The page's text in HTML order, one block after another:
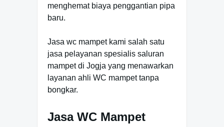
menghemat biaya penggantian pipa
baru.
Jasa wc mampet kami salah satu
jasa pelayanan spesialis saluran
mampet di Jogja yang menawarkan
layanan ahli WC mampet tanpa
bongkar.
Jasa WC Mampet